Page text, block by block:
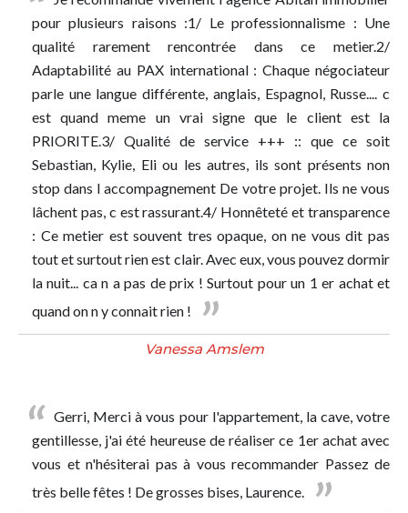
pour plusieurs raisons :1/ Le professionnalisme : Une
qualité rarement rencontrée dans ce metier.2/
Adaptabilité au PAX international : Chaque négociateur
parle une langue différente, anglais, Espagnol, Russe.... c
est quand meme un vrai signe que le client est la
PRIORITE.3/ Qualité de service +++ :: que ce soit
Sebastian, Kylie, Eli ou les autres, ils sont présents non
stop dans l accompagnement De votre projet. Ils ne vous
lâchent pas, c est rassurant.4/ Honnêteté et transparence
: Ce metier est souvent tres opaque, on ne vous dit pas
tout et surtout rien est clair. Avec eux, vous pouvez dormir
la nuit... ca n a pas de prix ! Surtout pour un 1 er achat et
quand on n y connait rien !
Vanessa Amslem
Gerri, Merci à vous pour l'appartement, la cave, votre
gentillesse, j'ai été heureuse de réaliser ce 1er achat avec
vous et n'hésiterai pas à vous recommander Passez de
très belle fêtes ! De grosses bises, Laurence.